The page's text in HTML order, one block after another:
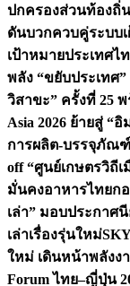
ปกครองส่วนท้องถิ่น
ดันบวกควบคู่ระบบเ
เป้าหมายประเทศ
พลัง “ขยับประเทศ
วิสาขะ” ครั้งที่ 25
Asia 2026 ย้ายสู่ “
การผลิต-บรรจุภัณฑ์
off “ศูนย์เกษตรวิถีเ
มั่นคงอาหารไทยก
เล่า” มอบประกาศ
เล่าเรื่องรุ่นใหม่
ใหม่ เดินหน้าพลังง
Forum ไทย–ญี่ปุ่น